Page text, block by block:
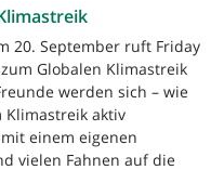
20. September ruft Friday
Globalen Klimastreik
werden sich – wie
Klimastreik aktiv
einem eigenen
vielen Fahnen auf die